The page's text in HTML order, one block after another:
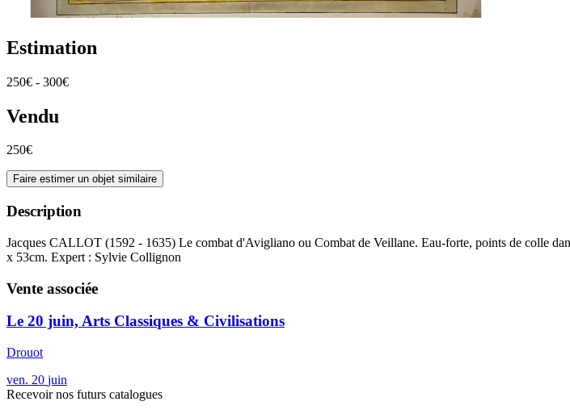
Estimation
250€ - 300€
Vendu
250€
Faire estimer un objet similaire
Description
Jacques CALLOT (1592 - 1635) Le combat d'Avigliano ou Combat de Veillane. Eau-forte, points de colle
x 53cm. Expert : Sylvie Collignon
Vente associée
Le 20 juin, Arts Classiques & Civilisations
Drouot
ven. 20 juin
Recevoir nos futurs catalogues